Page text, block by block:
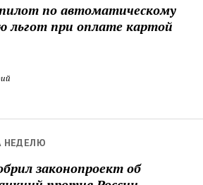
по автоматическому
льгот при оплате картой
НЕДЕЛЮ
законопроект об